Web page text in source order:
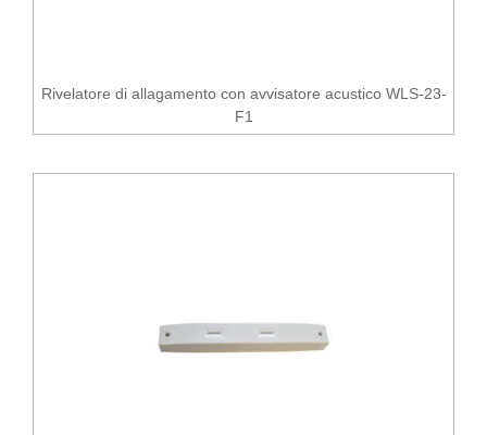
Rivelatore di allagamento con avvisatore acustico WLS-23-
F1